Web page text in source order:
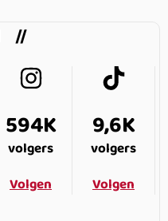
594K
volgers
Volgen
9,6K
volgers
Volgen